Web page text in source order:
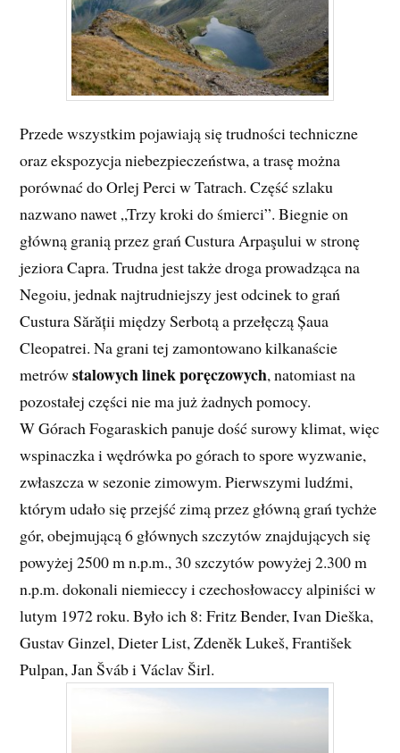
Przede wszystkim pojawiają się trudności techniczne
oraz ekspozycja niebezpieczeństwa, a trasę można
porównać do Orlej Perci w Tatrach. Część szlaku
nazwano nawet „Trzy kroki do śmierci”. Biegnie on
główną granią przez grań Custura Arpaşului w stronę
jeziora Capra. Trudna jest także droga prowadząca na
Negoiu, jednak najtrudniejszy jest odcinek to grań
Custura Sărății między Serbotą a przełęczą Șaua
Cleopatrei. Na grani tej zamontowano kilkanaście
metrówstalowych linek poręczowych, natomiast na
pozostałej części nie ma już żadnych pomocy.
W Górach Fogaraskich panuje dość surowy klimat, więc
wspinaczka i wędrówka po górach to spore wyzwanie,
zwłaszcza w sezonie zimowym. Pierwszymi ludźmi,
którym udało się przejść zimą przez główną grań tychże
gór, obejmującą 6 głównych szczytów znajdujących się
powyżej 2500 m n.p.m., 30 szczytów powyżej 2.300 m
n.p.m. dokonali niemieccy i czechosłowaccy alpiniści w
lutym 1972 roku. Było ich 8: Fritz Bender, Ivan Dieška,
Gustav Ginzel, Dieter List, Zdeněk Lukeš, František
Pulpan, Jan Šváb i Václav Širl.